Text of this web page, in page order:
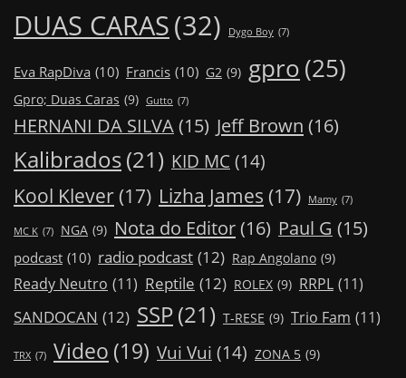
DUAS CARAS(32) Dygo Boy (7)
Eva RapDiva (10) Francis (10) G2 (9) gpro(25)
Gpro; Duas Caras (9) Gutto (7)
HERNANI DA SILVA(15) Jeff Brown (16)
Kalibrados(21) KID MC (14)
Kool Klever (17) Lizha James (17) Mamy (7)
MC K (7) NGA (9) Nota do Editor(16) Paul G (15)
podcast (10) radio podcast (12) Rap Angolano (9)
Ready Neutro (11) Reptile (12) ROLEX (9) RRPL (11)
SANDOCAN (12) SSP(21) T-RESE (9) Trio Fam (11)
TRX (7) Video (19) Vui Vui (14) ZONA 5 (9)